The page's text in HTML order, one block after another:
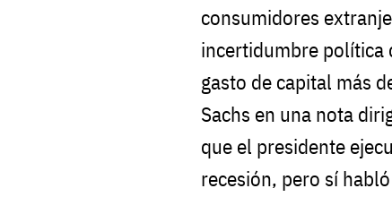
consumidores
incertidumbre política
gasto de capital más
Sachs en una nota
que el presidente
recesión, pero sí